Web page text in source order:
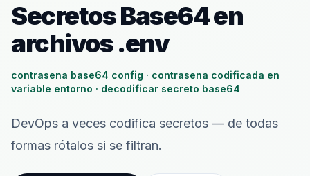
Secretos Base64 en
archivos .env
contrasena base64 config · contrasena codificada en
variable entorno · decodificar secreto base64
DevOps a veces codifica secretos — de todas
formas rótalos si se filtran.